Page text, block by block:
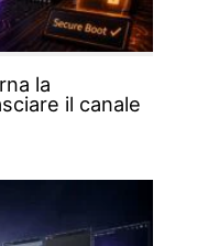
la
il canale